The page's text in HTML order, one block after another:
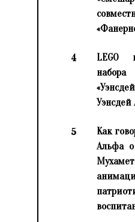
4
LEGO
Уэнсдей
5
Как
Альфа